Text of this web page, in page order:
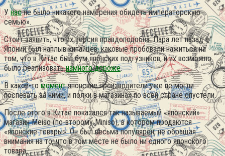
Унасне было никакого намерения обидеть императорскую
семью».
Стоит заявить, что их версия правдоподобна. Пара лет назад в
Японии был наплыв китайцев, каковые пробовали нажиться на
том, что в Китае был бум японских подгузников, и их возможно
было реализоватьнамного дороже.
В какой-томоментяпонские производители уже не могли
поспевать за ними, и полки в магазинах по всей стране опустели.
После этого в Китае показался так называемый «японский»
магазин Meiso (по-второму Miniso), в котором продаются
«японские товары». Он был весьма популярен, не обращая
внимания на то, что в том месте не было ни одного японского
товара.